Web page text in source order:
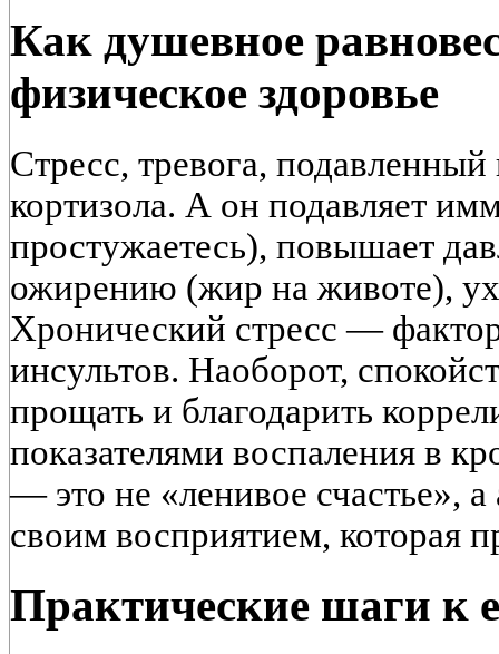
Как душевное
физическое здоровье
Стресс, тревога, подавленный
кортизола. А он подавляет
простужаетесь), повышает
ожирению (жир на животе),
Хронический стресс —
инсультов. Наоборот,
прощать и благодарить
показателями воспаления в
— это не «ленивое счастье», а
своим восприятием, которая
Практические шаги к